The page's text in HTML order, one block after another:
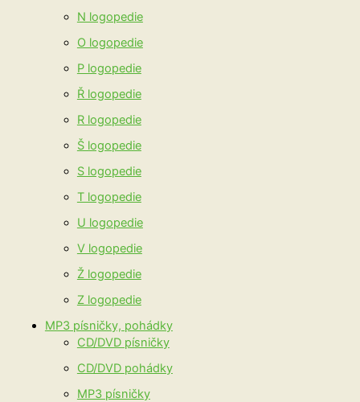
N logopedie
O logopedie
P logopedie
Ř logopedie
R logopedie
Š logopedie
S logopedie
T logopedie
U logopedie
V logopedie
Ž logopedie
Z logopedie
MP3 písničky, pohádky
CD/DVD písničky
CD/DVD pohádky
MP3 písničky